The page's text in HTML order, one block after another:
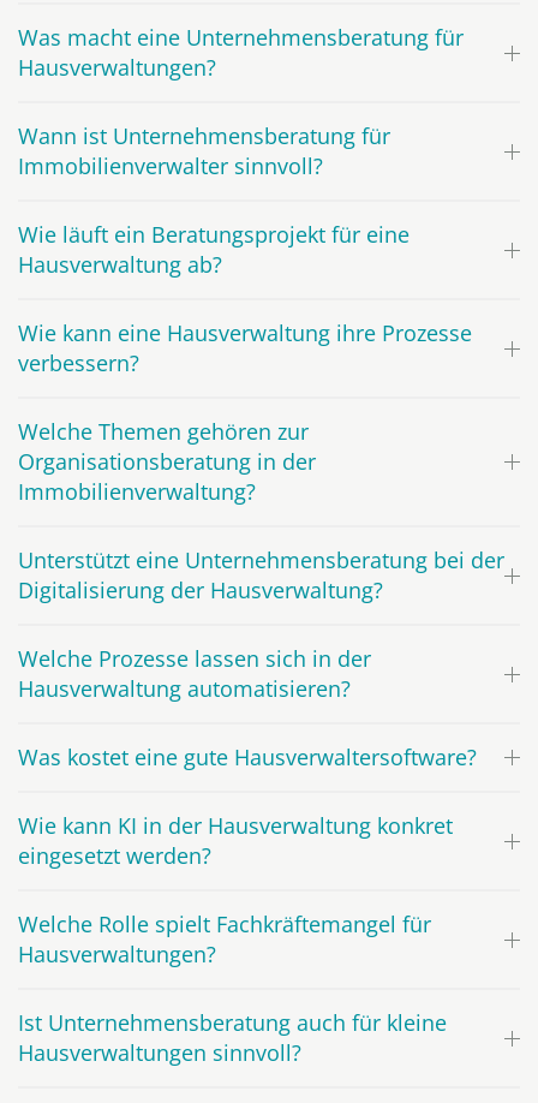
Was macht eine Unternehmensberatung für
Hausverwaltungen?
Wann ist Unternehmensberatung für
Immobilienverwalter sinnvoll?
Wie läuft ein Beratungsprojekt für eine
Hausverwaltung ab?
Wie kann eine Hausverwaltung ihre Prozesse
verbessern?
Welche Themen gehören zur
Organisationsberatung in der
Immobilienverwaltung?
Unterstützt eine Unternehmensberatung bei der
Digitalisierung der Hausverwaltung?
Welche Prozesse lassen sich in der
Hausverwaltung automatisieren?
Was kostet eine gute Hausverwaltersoftware?
Wie kann KI in der Hausverwaltung konkret
eingesetzt werden?
Welche Rolle spielt Fachkräftemangel für
Hausverwaltungen?
Ist Unternehmensberatung auch für kleine
Hausverwaltungen sinnvoll?